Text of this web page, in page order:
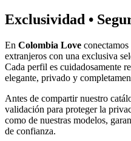
Exclusividad •
En Colombia Love
extranjeros con una exclusiva
Cada perfil es cuidadosamente
elegante, privado y
Antes de compartir nuestro
validación para proteger la
como de nuestras modelos,
de confianza.